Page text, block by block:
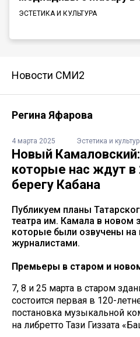
ЭСТЕТИКА И КУЛЬТУРА
Новости СМИ2
Регина Яфарова
4 марта 2025 Эстетика и
Новый
которые нас ждут в
берегу Кабана
Публикуем планы
театра им. Камала в новом
которые были озвучены на
журналистами.
Премьеры в старом и
7, 8 и 25 марта в старом
состоится первая в 120-
постановка музыкальной
на либретто Тази Гиззата